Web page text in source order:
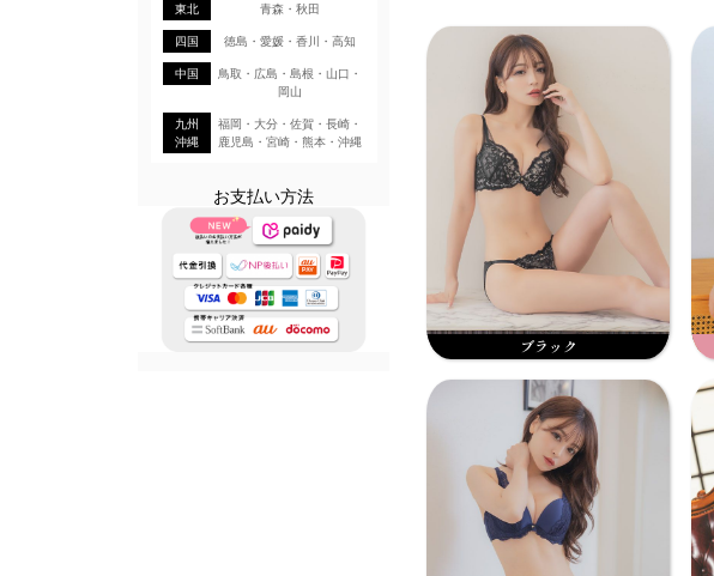
東北 青森・秋田
四国 徳島・愛媛・香川・高知
中国
鳥取・広島・島根・山口・
岡山
九州
沖縄
福岡・大分・佐賀・長崎・
鹿児島・宮崎・熊本・沖縄
お支払い方法
ブラック